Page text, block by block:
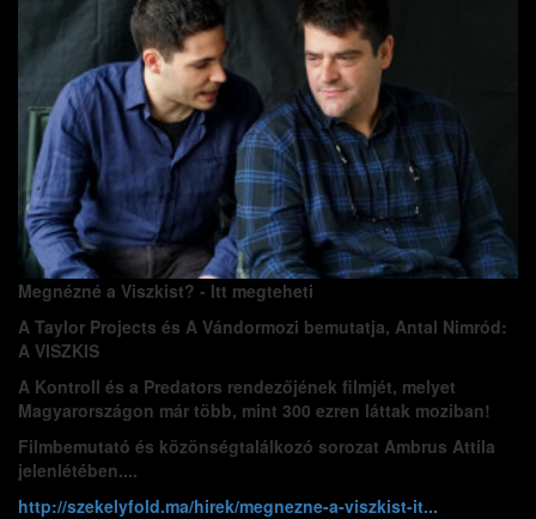
Megnézné a Viszkist? - Itt megteheti
A Taylor Projects és A Vándormozi bemutatja, Antal Nimród:
A VISZKIS
A Kontroll és a Predators rendezőjének filmjét, melyet
Magyarországon már több, mint 300 ezren láttak moziban!
Filmbemutató és közönségtalálkozó sorozat Ambrus Attila
jelenlétében....
http://szekelyfold.ma/hirek/megnezne-a-viszkist-it...